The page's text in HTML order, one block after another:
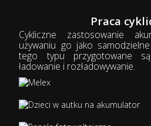
Praca
Cykliczne zastosowanie
używaniu go jako
tego typu przygotowane
ładowanie i rozładowywanie.